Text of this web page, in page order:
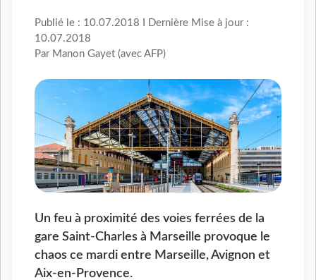
Publié le : 10.07.2018 I Dernière Mise à jour :
10.07.2018
Par Manon Gayet (avec AFP)
Un feu à proximité des voies ferrées de la
gare Saint-Charles à Marseille provoque le
chaos ce mardi entre Marseille, Avignon et
Aix-en-Provence.